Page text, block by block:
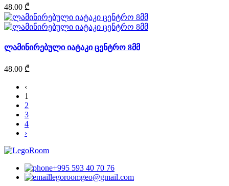
48.00 ₾
ლამინირებული იატაკი ცენტრო 8მმ
48.00 ₾
‹
1
2
3
4
›
+995 593 40 70 76
legoroomgeo@gmail.com